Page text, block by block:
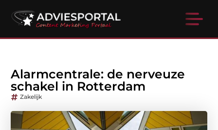
Alarmcentrale: de nerveuze
schakel in Rotterdam
Zakelijk